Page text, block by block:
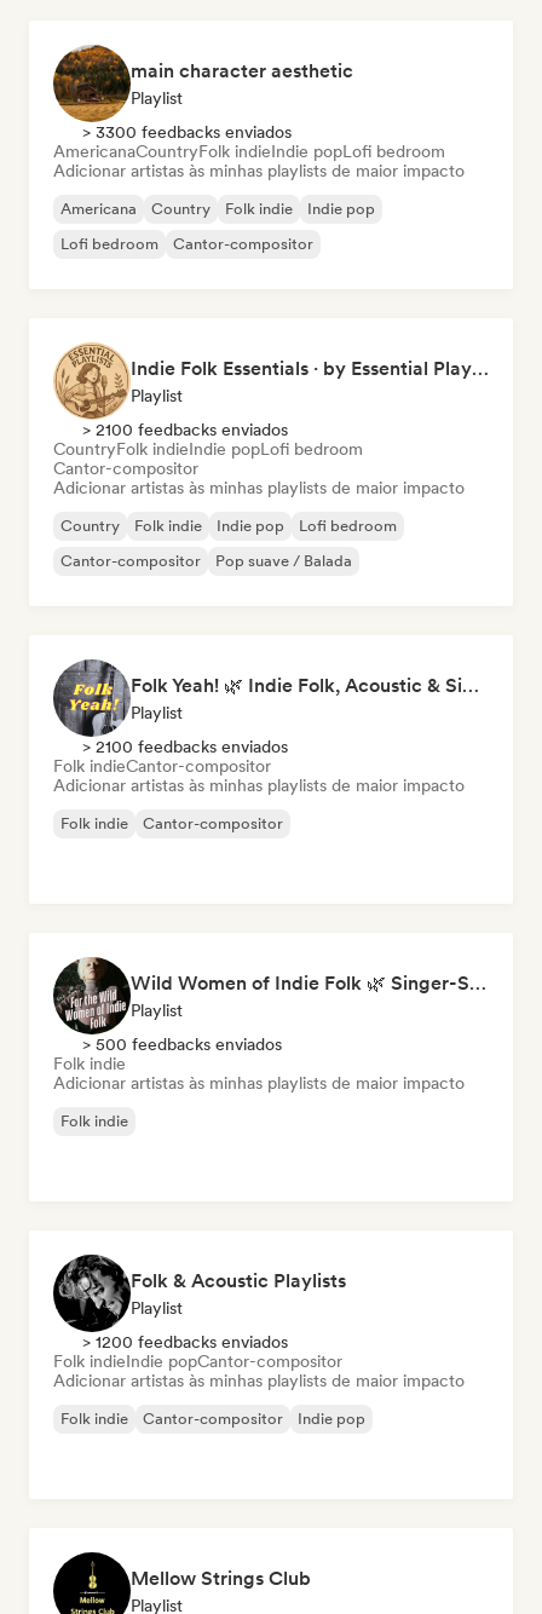
main character aesthetic
Playlist
> 3300 feedbacks enviados
AmericanaCountryFolk indieIndie popLofi bedroom
Adicionar artistas às minhas playlists de maior impacto
Americana Country Folk indie
Indie pop
Lofi bedroom
Cantor-compositor
Indie Folk Essentials · by Essential Playlists
Playlist
> 2100 feedbacks enviados
CountryFolk indieIndie popLofi bedroom
Cantor-compositor
Adicionar artistas às minhas playlists de maior impacto
Country Folk indie Indie pop
Lofi bedroom
Cantor-compositor
Pop suave / Balada
Folk Yeah! 🌿 Indie Folk, Acoustic & Singer-Songwriter
Playlist
> 2100 feedbacks enviados
Folk indieCantor-compositor
Adicionar artistas às minhas playlists de maior impacto
Folk indie Cantor-compositor
Wild Women of Indie Folk 🌿 Singer-Songwriter, Folk & Acoustic
Playlist
> 500 feedbacks enviados
Folk indie
Adicionar artistas às minhas playlists de maior impacto
Folk indie
Folk & Acoustic Playlists
Playlist
> 1200 feedbacks enviados
Folk indieIndie popCantor-compositor
Adicionar artistas às minhas playlists de maior impacto
Folk indie Cantor-compositor Indie pop
Mellow Strings Club
Playlist